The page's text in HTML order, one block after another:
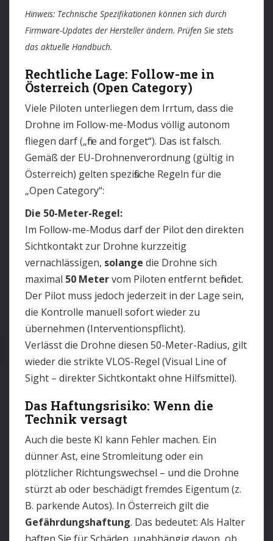
Hinweis: Technische Spezifikationen können sich durch
Firmware-Updates der Hersteller ändern. Prüfen Sie stets
das aktuelle Handbuch.
Rechtliche Lage: Follow-me in
Österreich (Open Category)
Viele Piloten unterliegen dem Irrtum, dass die
Drohne im Follow-me-Modus völlig autonom
fliegen darf („fire and forget“). Das ist falsch.
Gemäß der EU-Drohnenverordnung (gültig in
Österreich) gelten spezifische Regeln für die
„Open Category“:
Die 50-Meter-Regel:
Im Follow-me-Modus darf der Pilot den direkten
Sichtkontakt zur Drohne kurzzeitig
vernachlässigen, solange die Drohne sich
maximal 50 Metervom Piloten entfernt befindet.
Der Pilot muss jedoch jederzeit in der Lage sein,
die Kontrolle manuell sofort wieder zu
übernehmen (Interventionspflicht).
Verlässt die Drohne diesen 50-Meter-Radius, gilt
wieder die strikte VLOS-Regel (Visual Line of
Sight – direkter Sichtkontakt ohne Hilfsmittel).
Das Haftungsrisiko: Wenn die
Technik versagt
Auch die beste KI kann Fehler machen. Ein
dünner Ast, eine Stromleitung oder ein
plötzlicher Richtungswechsel – und die Drohne
stürzt ab oder beschädigt fremdes Eigentum (z.
B. parkende Autos). In Österreich gilt die
Gefährdungshaftung. Das bedeutet: Als Halter